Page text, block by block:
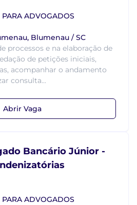
PARA ADVOGADOS
Blumenau / SC
processos e na elaboração de
de petições iniciais,
acompanhar o andamento
consulta...
Abrir Vaga
Bancário Júnior -
PARA ADVOGADOS